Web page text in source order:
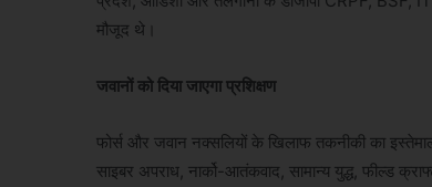
मौजूद थे।
जवानों को दिया जाएगा प्रशिक्षण
फोर्स और जवान नक्सलियों के खिलाफ तकनीकी का
साइबर अपराध, नार्को-आतंकवाद, सामान्य युद्ध, फील्ड